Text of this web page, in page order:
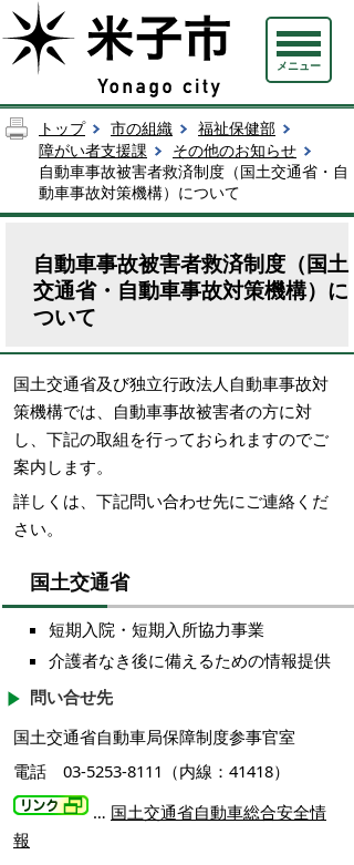
メニュー
トップ 市の組織
福祉保健部
障がい者支援課
その他のお知らせ
自動車事故被害者救済制度（国土交通省・自
動車事故対策機構）について
自動車事故被害者救済制度（国土
交通省・自動車事故対策機構）に
ついて
国土交通省及び独立行政法人自動車事故対
策機構では、自動車事故被害者の方に対
し、下記の取組を行っておられますのでご
案内します。
詳しくは、下記問い合わせ先にご連絡くだ
さい。
国土交通省
短期入院・短期入所協力事業
介護者なき後に備えるための情報提供
問い合せ先
国土交通省自動車局保障制度参事官室
電話 03-5253-8111（内線：41418）
… 国土交通省自動車総合安全情
報